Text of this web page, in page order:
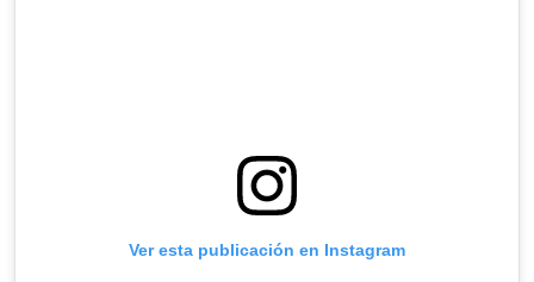
Ver esta publicación en Instagram